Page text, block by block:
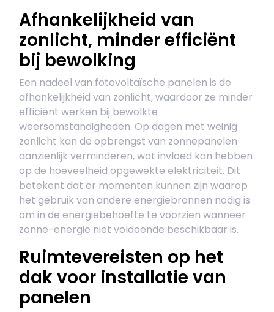
Afhankelijkheid van
zonlicht, minder efficiënt
bij bewolking
Een nadeel van fotovoltaïsche panelen is de
afhankelijkheid van zonlicht, waardoor ze minder
efficiënt werken bij bewolkte
weersomstandigheden. Op dagen met weinig
zonlicht kan de opbrengst van zonnepanelen
aanzienlijk verminderen, wat invloed kan hebben
op de hoeveelheid opgewekte elektriciteit. Dit
betekent dat er momenten kunnen zijn waarop
het gebruik van andere energiebronnen nodig is
om in de energiebehoefte te voorzien wanneer
zonne-energie niet voldoende beschikbaar is.
Ruimtevereisten op het
dak voor installatie van
panelen